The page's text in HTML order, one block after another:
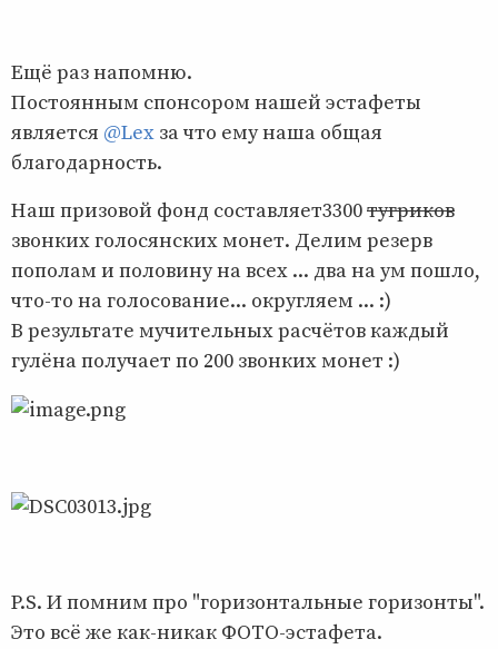
Ещё раз напомню.
Постоянным спонсором нашей эстафеты
является @Lex за что ему наша общая
благодарность.
Наш призовой фонд составляет3300тугриков
звонких голосянских монет. Делим резерв
пополам и половину на всех ... два на ум пошло,
что-то на голосование... округляем ... :)
В результате мучительных расчётов каждый
гулёна получает по 200 звонких монет :)
P.S. И помним про "горизонтальные горизонты".
Это всё же как-никак ФОТО-эстафета.